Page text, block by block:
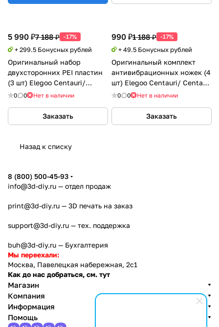
5 990 ₽7 188 ₽ -17%
+ 299.5 Бонусных рублей
Оригинальный набор
двухсторонних PEI пластин
(3 шт) Elegoo Centauri/
Centauri Carbon
0 0 Нет в наличии
Заказать
990 ₽1 188 ₽ -17%
+ 49.5 Бонусных рублей
Оригинальный комплект
антивибрационных ножек (4
шт) Elegoo Centauri/ Centauri
Carbon
0 0 Нет в наличии
Заказать
Назад к списку
8 (800) 500-45-93
info@3d-diy.ru — отдел продаж
print@3d-diy.ru — 3D печать на заказ
support@3d-diy.ru — тех. поддержка
buh@3d-diy.ru — Бухгалтерия
Мы переехали:
Москва, Павелецкая набережная, 2с1
Как до нас добраться, см. тут
Магазин
Компания
Информация
Помощь